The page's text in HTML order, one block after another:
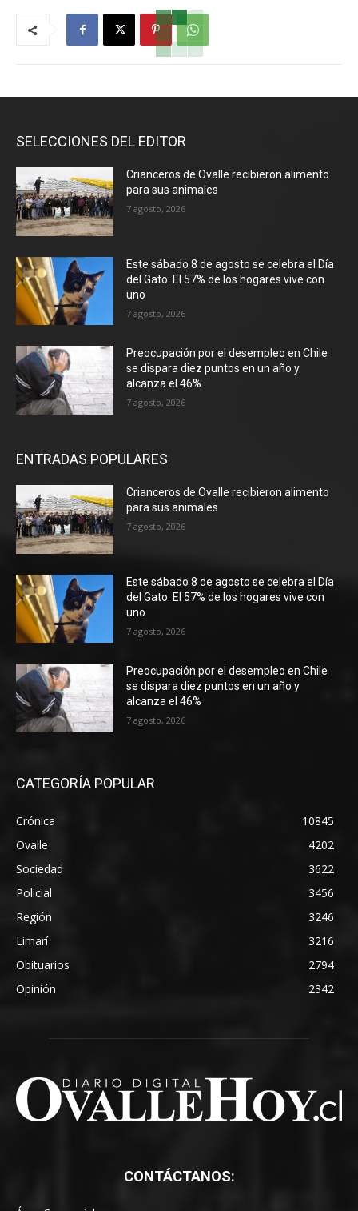
SELECCIONES DEL EDITOR
Crianceros de Ovalle recibieron alimento
para sus animales
7 agosto, 2026
Este sábado 8 de agosto se celebra el Día
del Gato: El 57% de los hogares vive con
uno
7 agosto, 2026
Preocupación por el desempleo en Chile
se dispara diez puntos en un año y
alcanza el 46%
7 agosto, 2026
ENTRADAS POPULARES
Crianceros de Ovalle recibieron alimento
para sus animales
7 agosto, 2026
Este sábado 8 de agosto se celebra el Día
del Gato: El 57% de los hogares vive con
uno
7 agosto, 2026
Preocupación por el desempleo en Chile
se dispara diez puntos en un año y
alcanza el 46%
7 agosto, 2026
CATEGORÍA POPULAR
Crónica
10845
Ovalle
4202
Sociedad
3622
Policial
3456
Región
3246
Limarí
3216
Obituarios
2794
Opinión
2342
CONTÁCTANOS: